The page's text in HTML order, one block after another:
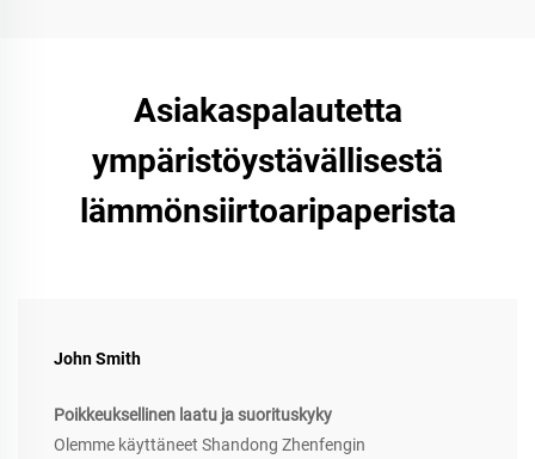
Asiakaspalautetta
ympäristöystävällisestä
lämmönsiirtoaripaperista
John Smith
Poikkeuksellinen laatu ja suorituskyky
Olemme käyttäneet Shandong Zhenfengin